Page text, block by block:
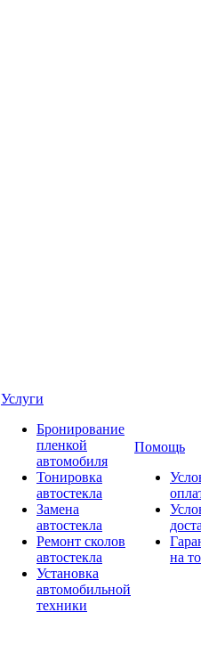
Услуги
Бронирование
пленкой
автомобиля
Тонировка
автостекла
Замена
автостекла
Ремонт сколов
автостекла
Установка
автомобильной
техники
Помощь
на